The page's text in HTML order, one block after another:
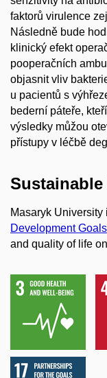
faktorů virulence
Následně bude
klinický efekt
pooperačních
objasnit vliv
u pacientů s
bederní páteře,
výsledky můžou
přístupy v léčbě
Masaryk University
Development Goals
and quality of life